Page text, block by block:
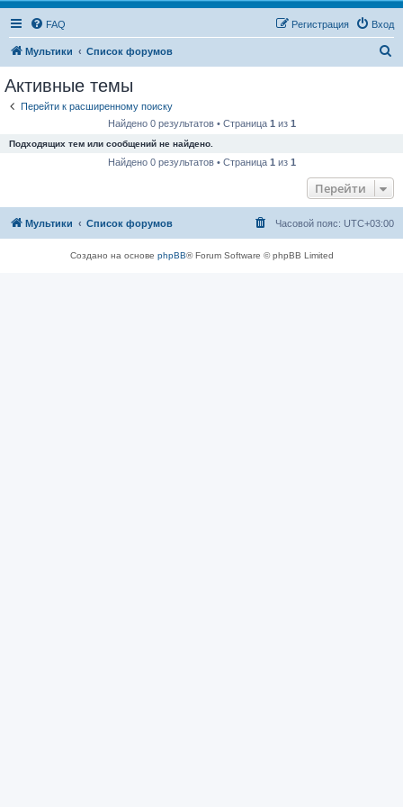
FAQ Вход
Регистрация
Мультики Список форумов
Активные темы
Перейти к расширенному поиску
Найдено 0 результатов • Страница 1 из 1
Подходящих тем или сообщений не найдено.
Найдено 0 результатов • Страница 1 из 1
Перейти
Мультики Список форумов Часовой пояс: UTC+03:00
Создано на основе phpBB® Forum Software © phpBB Limited